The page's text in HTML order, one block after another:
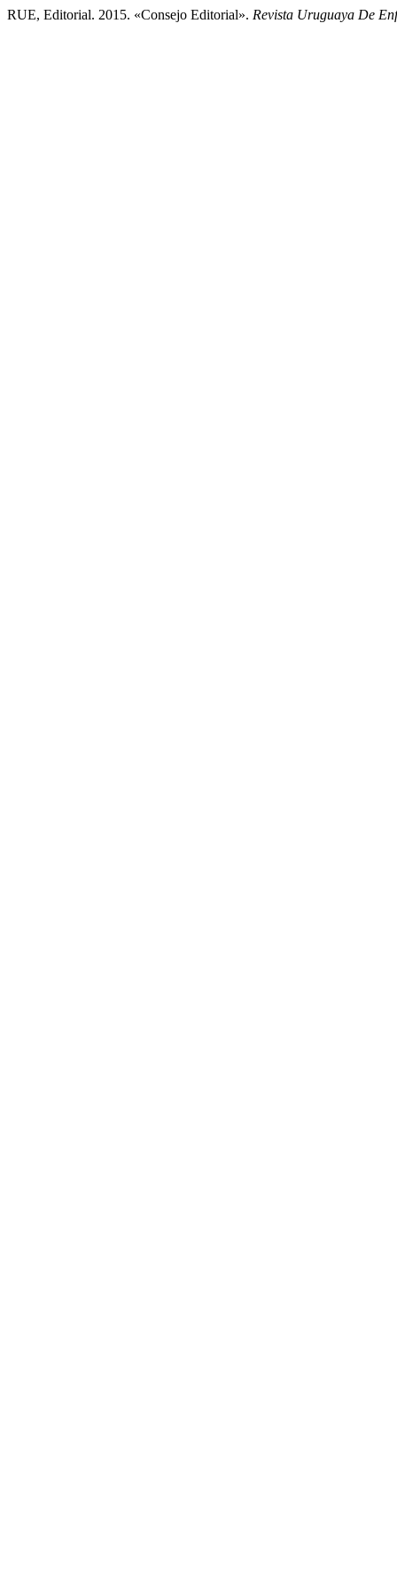
RUE, Editorial. 2015. «Consejo Editorial». Revista Uruguaya De